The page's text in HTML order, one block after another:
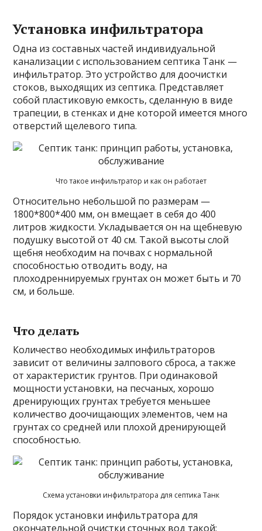
Установка инфильтратора
Одна из составных частей индивидуальной
канализации с использованием септика Танк —
инфильтратор. Это устройство для доочистки
стоков, выходящих из септика. Представляет
собой пластиковую емкость, сделанную в виде
трапеции, в стенках и дне которой имеется много
отверстий щелевого типа.
Что такое инфильтратор и как он работает
Относительно небольшой по размерам —
1800*800*400 мм, он вмещает в себя до 400
литров жидкости. Укладывается он на щебневую
подушку высотой от 40 см. Такой высоты слой
щебня необходим на почвах с нормальной
способностью отводить воду, на
плоходреннируемых грунтах он может быть и 70
см, и больше.
Что делать
Количество необходимых инфильтраторов
зависит от величины залпового сброса, а также
от характеристик грунтов. При одинаковой
мощности установки, на песчаных, хорошо
дренирующих грунтах требуется меньшее
количество доочищающих элементов, чем на
грунтах со средней или плохой дренирующей
способностью.
Схема установки инфильтратора для септика Танк
Порядок установки инфильтратора для
окончательной очистки сточных вод такой: